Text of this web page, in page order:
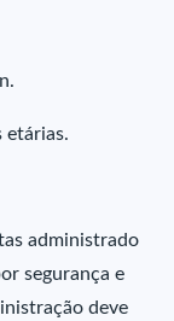
etárias.
administrado
segurança e
deve